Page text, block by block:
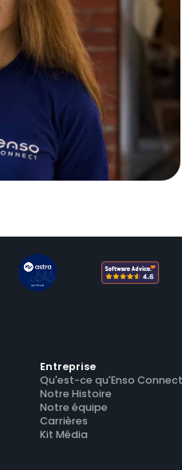
Entreprise
Qu'est-ce qu'Enso
Notre Histoire
Notre équipe
Carrières
Kit Média